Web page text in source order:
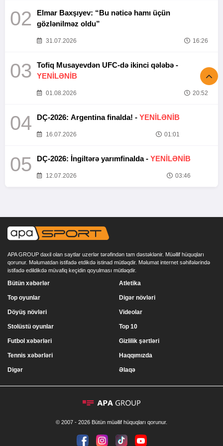
02
Elmar Baxşıyev: “Bu nəticə hamı üçün
gözlənilməz oldu”
31.07.2026 16:26
03
Tofiq Musayevdən UFC-də ikinci qələbə -
YENİLƏNİB
01.08.2026 20:52
04 DÇ-2026: Argentina finalda! - YENİLƏNİB
16.07.2026 01:01
05 DÇ-2026: İngiltərə yarımfinalda - YENİLƏNİB
12.07.2026 03:46
APA GROUP daxil olan saytlar uzerlər tərəfindən tam dəstəklənir. Müəllif hüquqları
qorunur. Məlumatdan istifadə etdikdə istinad mütləqdir. Məlumat internet səhifələrində
istifadə edildikdə müvafiq keçidin qoyulması mütləqdir.
Bütün xəbərlər
Top oyunlar
Döyüş növləri
Stolüstü oyunlar
Atletika
Digər növləri
Videolar
Top 10
Futbol xəbərləri
Tennis xəbərləri
Digər
Gizlilik şərtləri
Haqqımızda
Əlaqə
© 2007 - 2026 Bütün müəllif hüquqları qorunur.